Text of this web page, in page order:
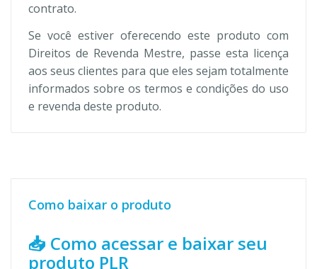
contrato.
Se você estiver oferecendo este produto com
Direitos de Revenda Mestre, passe esta licença
aos seus clientes para que eles sejam totalmente
informados sobre os termos e condições do uso
e revenda deste produto.
Como baixar o produto
📥 Como acessar e baixar seu
produto PLR